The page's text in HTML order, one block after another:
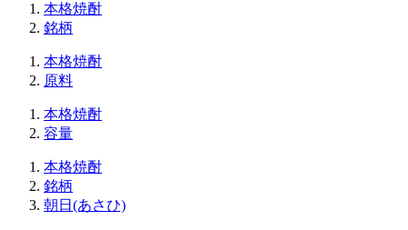
本格焼酎
銘柄
本格焼酎
原料
本格焼酎
容量
本格焼酎
銘柄
朝日(あさひ)